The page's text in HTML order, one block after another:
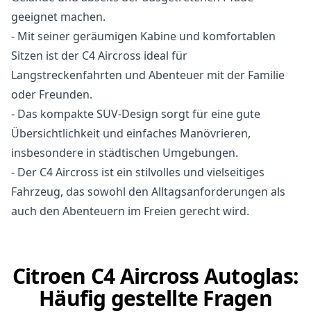
geeignet machen.
- Mit seiner geräumigen Kabine und komfortablen
Sitzen ist der C4 Aircross ideal für
Langstreckenfahrten und Abenteuer mit der Familie
oder Freunden.
- Das kompakte SUV-Design sorgt für eine gute
Übersichtlichkeit und einfaches Manövrieren,
insbesondere in städtischen Umgebungen.
- Der C4 Aircross ist ein stilvolles und vielseitiges
Fahrzeug, das sowohl den Alltagsanforderungen als
auch den Abenteuern im Freien gerecht wird.
Citroen C4 Aircross Autoglas:
Häufig gestellte Fragen